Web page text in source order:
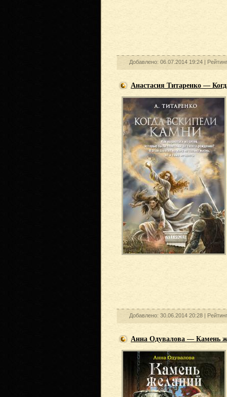
Добавлено: 06.07.2014 19:24 |
Анастасия Титаренко —
Добавлено: 30.06.2014 20:28 |
Анна Одувалова — Камень